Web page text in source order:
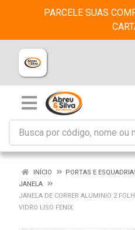
PARCELE SUAS
INÍCIO
PORTAS E
JANELA
JANELA DE CORRER ALUMINIO 2
VIDRO LISO FENIX